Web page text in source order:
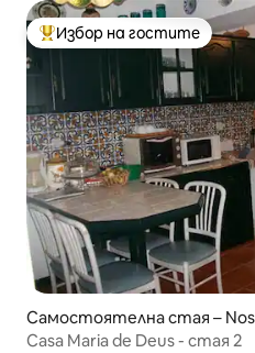
Най-популярен избор на
Избор на гостите
Самостоятелна стая –
médios
Casa Maria de Deus - стая 2